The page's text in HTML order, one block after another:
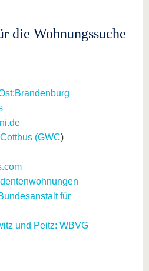
die Wohnungssuche
(GWC)
für
und Peitz: WBVG